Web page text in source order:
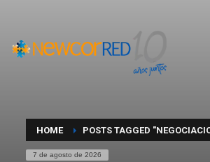
HOME POSTS TAGGED
7 de agosto de 2026